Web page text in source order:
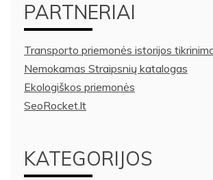
PARTNERIAI
Transporto priemonės istorijos
Nemokamas Straipsnių katalogas
Ekologiškos priemonės
SeoRocket.lt
KATEGORIJOS